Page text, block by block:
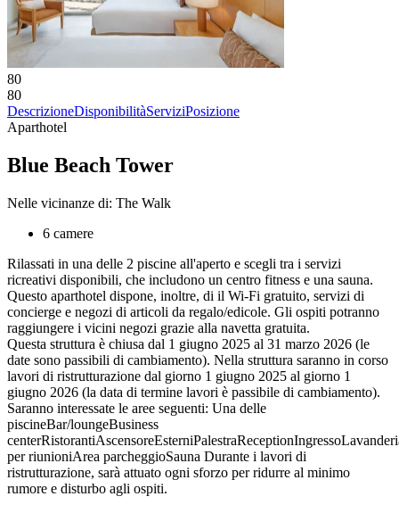
80
80
DescrizioneDisponibilitàServiziPosizione
Aparthotel
Blue Beach Tower
Nelle vicinanze di: The Walk
6 camere
Rilassati in una delle 2 piscine all'aperto e scegli tra i servizi
ricreativi disponibili, che includono un centro fitness e una sauna.
Questo aparthotel dispone, inoltre, di il Wi-Fi gratuito, servizi di
concierge e negozi di articoli da regalo/edicole. Gli ospiti potranno
raggiungere i vicini negozi grazie alla navetta gratuita.
Questa struttura è chiusa dal 1 giugno 2025 al 31 marzo 2026 (le
date sono passibili di cambiamento). Nella struttura saranno in corso
lavori di ristrutturazione dal giorno 1 giugno 2025 al giorno 1
giugno 2026 (la data di termine lavori è passibile di cambiamento).
Saranno interessate le aree seguenti: Una delle
piscineBar/loungeBusiness
per riunioniArea parcheggioSauna Durante i lavori di
ristrutturazione, sarà attuato ogni sforzo per ridurre al minimo
rumore e disturbo agli ospiti.